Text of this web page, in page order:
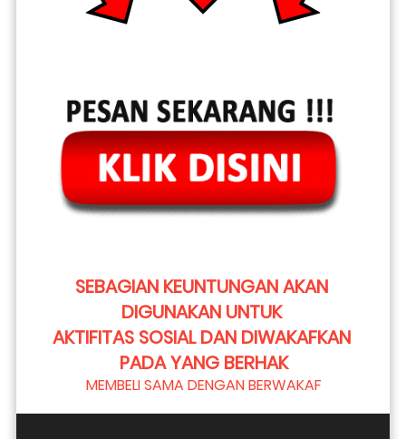
SEBAGIAN KEUNTUNGAN AKAN
DIGUNAKAN UNTUK
AKTIFITAS SOSIAL DAN DIWAKAFKAN
PADA YANG BERHAK
MEMBELI SAMA DENGAN BERWAKAF